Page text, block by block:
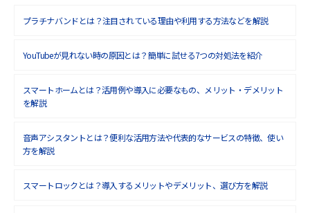
プラチナバンドとは？注目されている理由や利用する方法などを解説
YouTubeが見れない時の原因とは？簡単に試せる7つの対処法を紹介
スマートホームとは？活用例や導入に必要なもの、メリット・デメリット
を解説
音声アシスタントとは？便利な活用方法や代表的なサービスの特徴、使い
方を解説
スマートロックとは？導入するメリットやデメリット、選び方を解説